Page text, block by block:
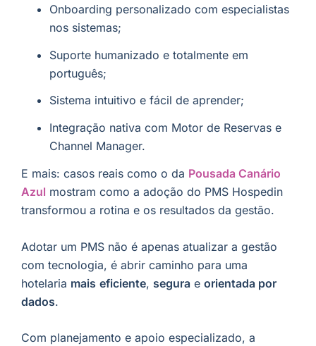
Onboarding personalizado com especialistas
nos sistemas;
Suporte humanizado e totalmente em
português;
Sistema intuitivo e fácil de aprender;
Integração nativa com Motor de Reservas e
Channel Manager.
E mais: casos reais como o da Pousada Canário
Azul mostram como a adoção do PMS Hospedin
transformou a rotina e os resultados da gestão.
Adotar um PMS não é apenas atualizar a gestão
com tecnologia, é abrir caminho para uma
hotelaria mais eficiente, segura e orientada por
dados.
Com planejamento e apoio especializado, a